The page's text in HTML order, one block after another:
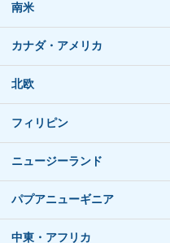
南米
カナダ・アメリカ
北欧
フィリピン
ニュージーランド
パプアニューギニア
中東・アフリカ